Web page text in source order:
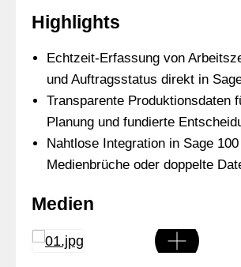
Highlights
Echtzeit-Erfassung von
und Auftragsstatus direkt in
Transparente Produktionsdaten
Planung und fundierte
Nahtlose Integration in Sage
Medienbrüche oder doppelte
Medien